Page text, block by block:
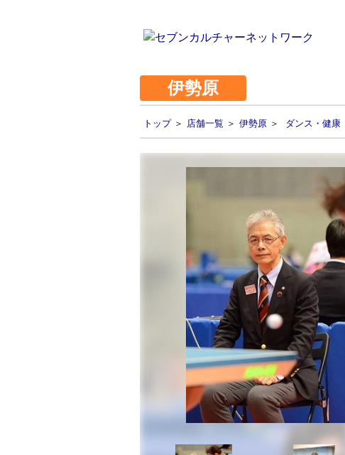
伊勢原
トップ＞ 店舗一覧 ＞ 伊勢原 ＞ ダンス・健康